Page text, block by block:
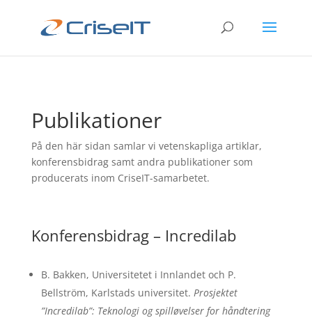
Publikationer
På den här sidan samlar vi vetenskapliga artiklar,
konferensbidrag samt andra publikationer som
producerats inom CriseIT-samarbetet.
Konferensbidrag – Incredilab
B. Bakken, Universitetet i Innlandet och P.
Bellström, Karlstads universitet. Prosjektet
”Incredilab”: Teknologi og spilløvelser for håndtering